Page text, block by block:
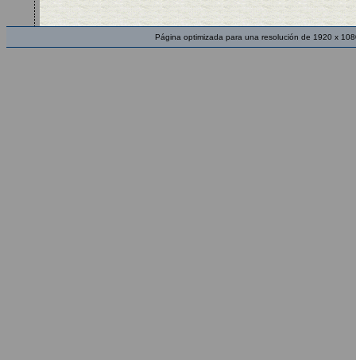
Página optimizada para una resolución de 1920 x